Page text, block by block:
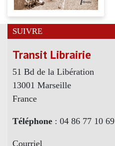
SUIVRE
Transit Librairie
51 Bd de la Libération
13001 Marseille
France
Téléphone : 04 86 77 10 69
Courriel